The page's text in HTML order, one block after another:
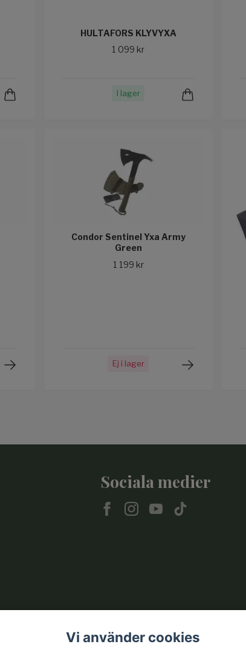
HULTAFORS KLYVYXA
1 099 kr
I lager
Condor Sentinel Yxa Army
Green
1 199 kr
Ej i lager
Sociala medier
Vi använder cookies